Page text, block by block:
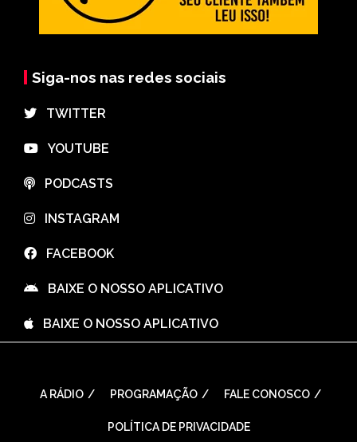
Siga-nos nas redes sociais
⠀TWITTER
⠀YOUTUBE
⠀PODCASTS
⠀INSTAGRAM
⠀FACEBOOK
⠀BAIXE O NOSSO APLICATIVO
⠀BAIXE O NOSSO APLICATIVO
A RÁDIO PROGRAMAÇÃO FALE CONOSCO
POLÍTICA DE PRIVACIDADE